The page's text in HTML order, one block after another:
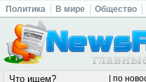
Политика В мире Общество